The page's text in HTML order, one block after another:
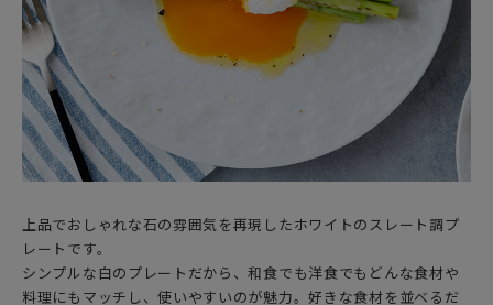
上品でおしゃれな石の雰囲気を再現したホワイトのスレート調プ
レートです。
シンプルな白のプレートだから、和食でも洋食でもどんな食材や
料理にもマッチし、使いやすいのが魅力。好きな食材を並べるだ